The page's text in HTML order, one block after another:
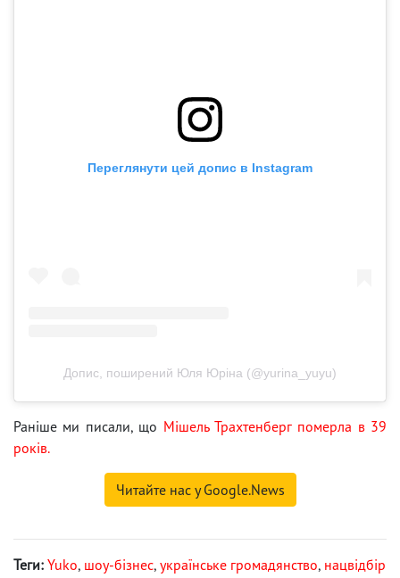
Переглянути цей допис в Instagram
Допис, поширений Юля Юріна (@yurina_yuyu)
Раніше ми писали, що Мішель Трахтенберг померла в 39
років.
Читайте нас у Google.News
Теги: Yuko, шоу-бізнес, українське громадянство, нацвідбір